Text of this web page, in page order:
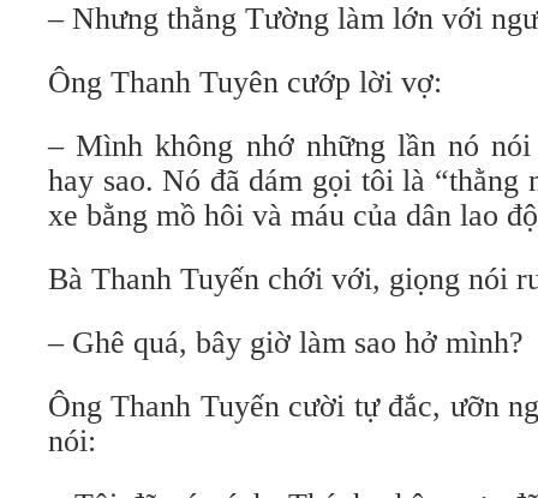
– Nhưng thằng Tường làm lớn với
Ông Thanh Tuyên cướp lời vợ:
– Mình không nhớ những lần nó
hay sao. Nó đã dám gọi tôi là “thằng
xe bằng mồ hôi và máu của dân lao
Bà Thanh Tuyến chới với, giọng nói
– Ghê quá, bây giờ làm sao hở mình?
Ông Thanh Tuyến cười tự đắc, ưỡn
nói: